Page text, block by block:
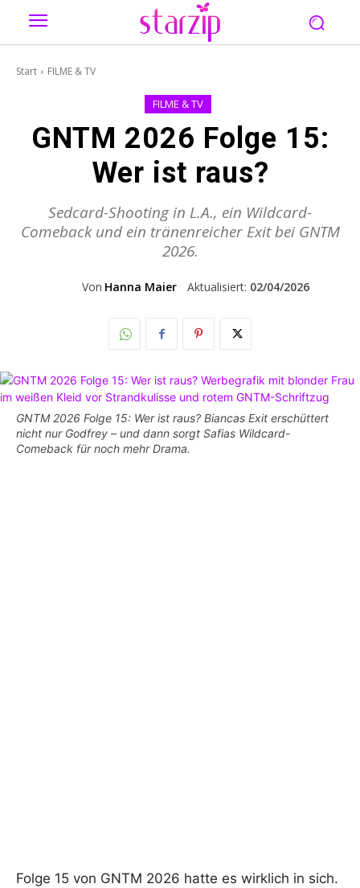
Start FILME & TV
FILME & TV
GNTM 2026 Folge 15:
Wer ist raus?
Sedcard-Shooting in L.A., ein Wildcard-
Comeback und ein tränenreicher Exit bei GNTM
2026.
Von Hanna Maier Aktualisiert: 02/04/2026
GNTM 2026 Folge 15: Wer ist raus? Biancas Exit erschüttert
nicht nur Godfrey – und dann sorgt Safias Wildcard-
Comeback für noch mehr Drama.
Folge 15 von GNTM 2026 hatte es wirklich in sich.